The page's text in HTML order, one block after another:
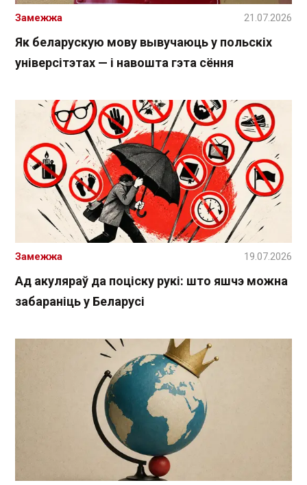
Як беларускую мову вывучаюць у польскіх
універсітэтах — і навошта гэта сёння
Замежжа 21.07.2026
Ад акуляраў да поціску рукі: што яшчэ можна
забараніць у Беларусі
Замежжа 19.07.2026